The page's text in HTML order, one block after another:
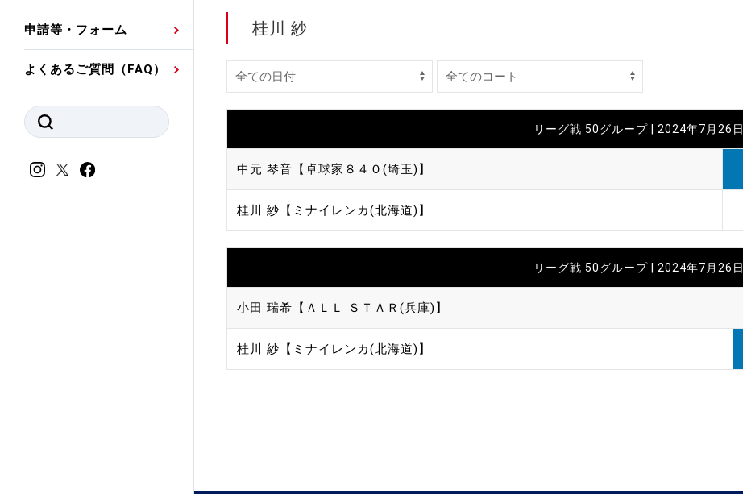
委員会
指導者養成委員会
スポーツ医・科学委員会
アンチ・ドーピング委員
会
事業計画・事業報告
財務諸表等
理事会報告
スポーツ振興くじ助成事業
等
加盟団体登録人数
関連組織一覧
申請等・フォーム
よくあるご質問（FAQ）
桂川 紗
リーグ戦 50グループ | 2024年7月26日
中元 琴音【卓球家８４０(埼玉)】
桂川 紗【ミナイレンカ(北海道)】
リーグ戦 50グループ | 2024年7月26日
小田 瑞希【ＡＬＬ ＳＴＡＲ(兵庫)】
桂川 紗【ミナイレンカ(北海道)】